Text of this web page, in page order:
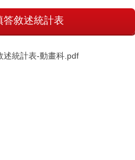
答敘述統計表
述統計表-動畫科.pdf